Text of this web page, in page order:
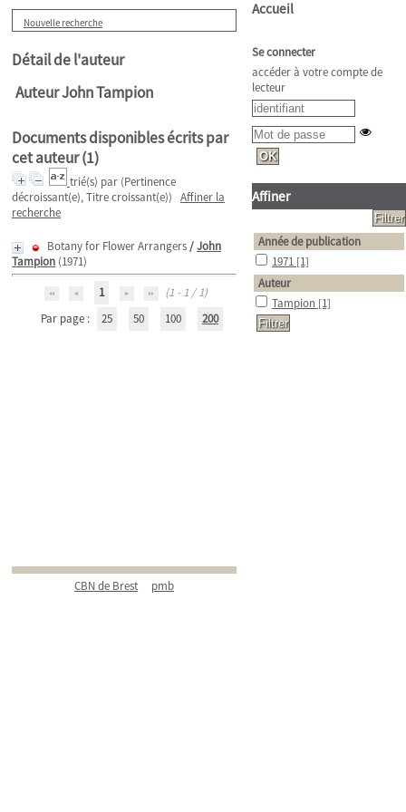
Nouvelle recherche
Détail de l'auteur
Auteur John Tampion
Documents disponibles écrits par
cet auteur (1)
trié(s) par (Pertinence
décroissant(e), Titre croissant(e)) Affiner la
recherche
Botany for Flower Arrangers/John
Tampion (1971)
1
(1 - 1 / 1)
Par page :
25 50 100 200
CBN de Brest pmb
Accueil
Se connecter
accéder à votre compte de
lecteur
Affiner
Année de publication
1971 [1]
Auteur
Tampion [1]